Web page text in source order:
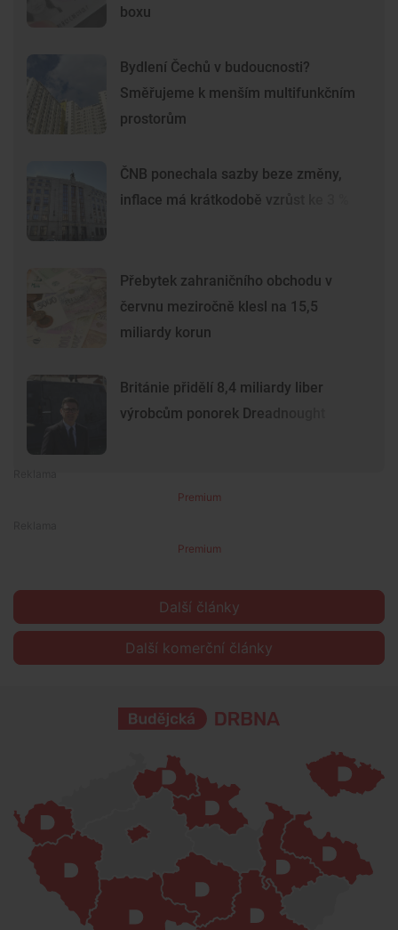
boxu
Bydlení Čechů v budoucnosti?
Směřujeme k menším multifunkčním
prostorům
ČNB ponechala sazby beze změny,
inflace má krátkodobě vzrůst ke 3 %
Přebytek zahraničního obchodu v
červnu meziročně klesl na 15,5
miliardy korun
Británie přidělí 8,4 miliardy liber
výrobcům ponorek Dreadnought
Premium
Premium
Další články
Další komerční články